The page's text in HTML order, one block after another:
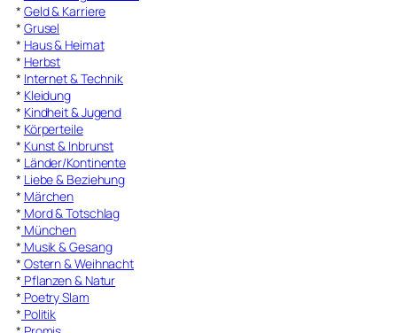
* Geld & Karriere
* Grusel
* Haus & Heimat
* Herbst
* Internet & Technik
* Kleidung
* Kindheit & Jugend
* Körperteile
* Kunst & Inbrunst
* Länder/Kontinente
* Liebe & Beziehung
* Märchen
* Mord & Totschlag
* München
* Musik & Gesang
* Ostern & Weihnacht
* Pflanzen & Natur
* Poetry Slam
* Politik